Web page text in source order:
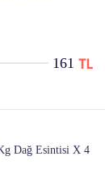
161
Dağ Esintisi X 4